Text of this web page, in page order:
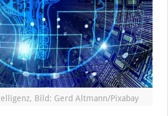
Bild: Gerd Altmann/Pixabay